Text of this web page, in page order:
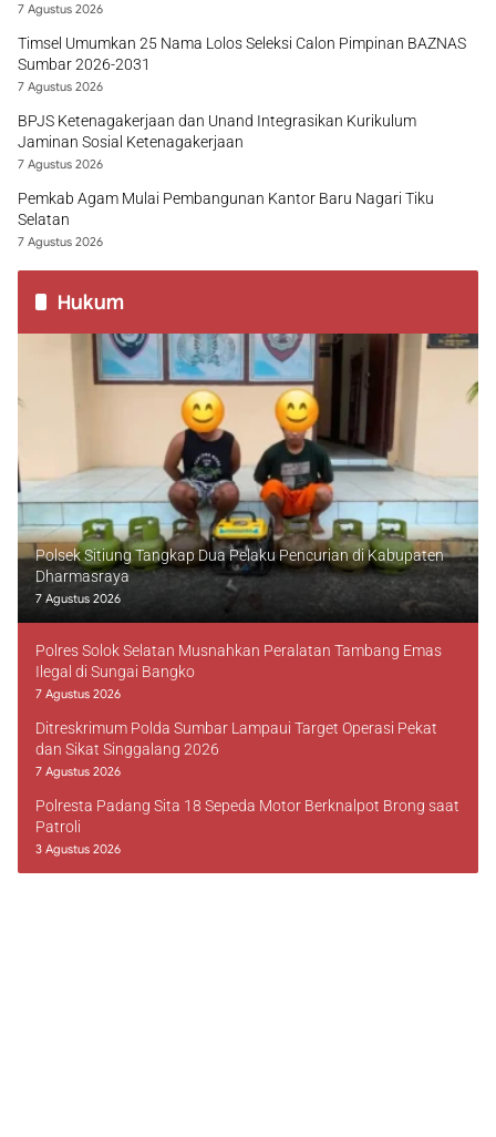
7 Agustus 2026
Timsel Umumkan 25 Nama Lolos Seleksi Calon Pimpinan BAZNAS
Sumbar 2026-2031
7 Agustus 2026
BPJS Ketenagakerjaan dan Unand Integrasikan Kurikulum
Jaminan Sosial Ketenagakerjaan
7 Agustus 2026
Pemkab Agam Mulai Pembangunan Kantor Baru Nagari Tiku
Selatan
7 Agustus 2026
Hukum
Polsek Sitiung Tangkap Dua Pelaku Pencurian di Kabupaten
Dharmasraya
7 Agustus 2026
Polres Solok Selatan Musnahkan Peralatan Tambang Emas
Ilegal di Sungai Bangko
7 Agustus 2026
Ditreskrimum Polda Sumbar Lampaui Target Operasi Pekat
dan Sikat Singgalang 2026
7 Agustus 2026
Polresta Padang Sita 18 Sepeda Motor Berknalpot Brong saat
Patroli
3 Agustus 2026